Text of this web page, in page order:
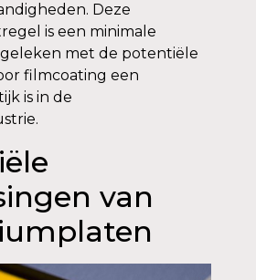
Deze
is een minimale
met de potentiële
filmcoating een
is in de
van